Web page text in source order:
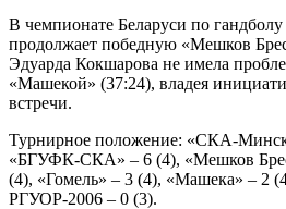
В чемпионате Беларуси по
продолжает победную «Мешков
Эдуарда Кокшарова не имела
«Машекой» (37:24), владея
встречи.
Турнирное положение: «СКА-
«БГУФК-СКА» – 6 (4), «Мешков
(4), «Гомель» – 3 (4), «Машека» – 2
РГУОР-2006 – 0 (3).